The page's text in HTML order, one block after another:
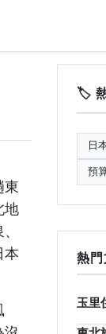
東
地
本
🏷️
日
預
熱門
玉里